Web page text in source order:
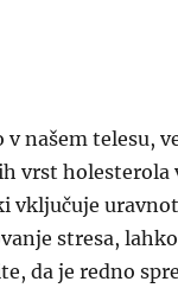
našem telesu,
vrst holesterola
vključuje
stresa,
da je redno